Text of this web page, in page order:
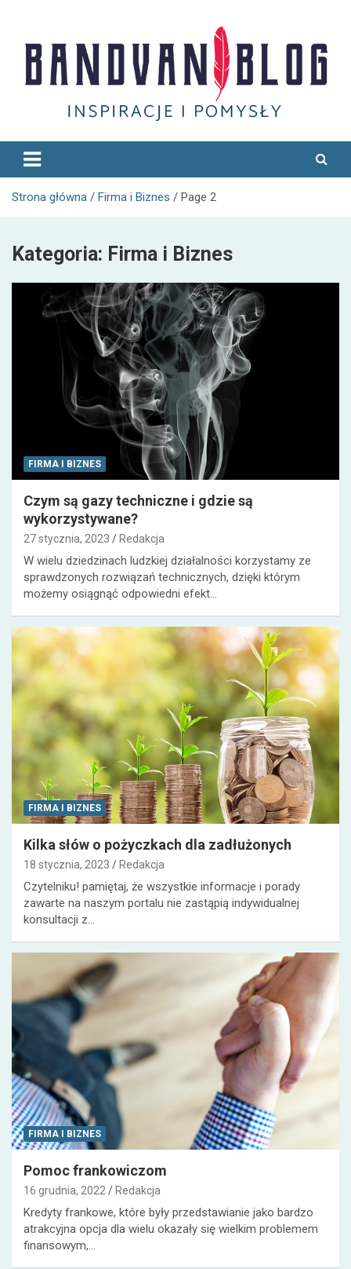
content
Bandvan
Strona główna Firma i Biznes Page 2
Kategoria: Firma i Biznes
FIRMA I BIZNES
Czym są gazy techniczne i gdzie są
wykorzystywane?
27 stycznia, 2023 Redakcja
W wielu dziedzinach ludzkiej działalności korzystamy ze
sprawdzonych rozwiązań technicznych, dzięki którym
możemy osiągnąć odpowiedni efekt…
FIRMA I BIZNES
Kilka słów o pożyczkach dla zadłużonych
18 stycznia, 2023 Redakcja
Czytelniku! pamiętaj, że wszystkie informacje i porady
zawarte na naszym portalu nie zastąpią indywidualnej
konsultacji z…
FIRMA I BIZNES
Pomoc frankowiczom
16 grudnia, 2022 Redakcja
Kredyty frankowe, które były przedstawianie jako bardzo
atrakcyjna opcja dla wielu okazały się wielkim problemem
finansowym,…